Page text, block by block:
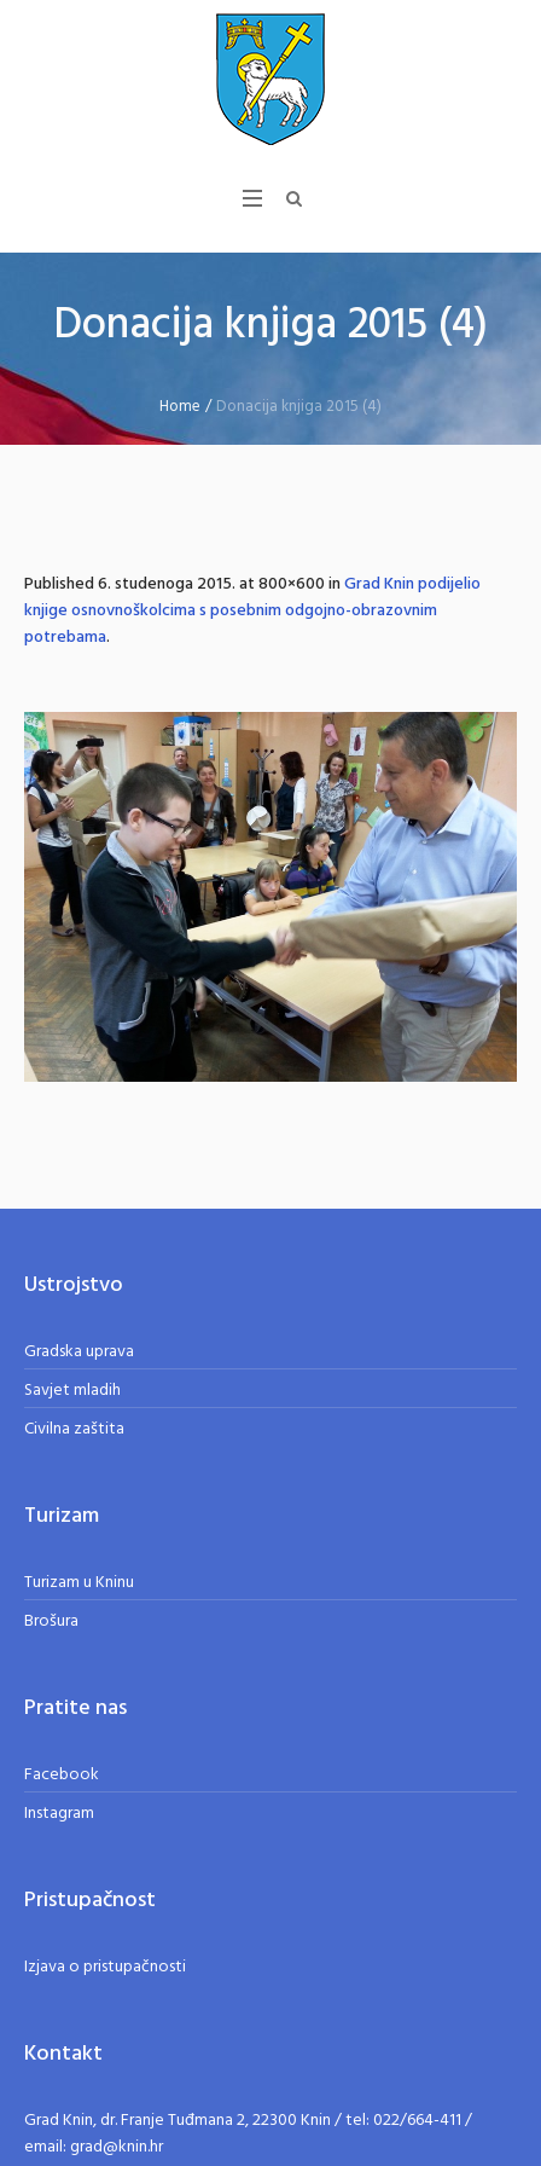
Donacija knjiga 2015 (4)
Home /Donacija knjiga 2015 (4)
Published6. studenoga 2015.at 800×600 inGrad Knin podijelio
knjige osnovnoškolcima s posebnim odgojno-obrazovnim
potrebama.
Ustrojstvo
Gradska uprava
Savjet mladih
Civilna zaštita
Turizam
Turizam u Kninu
Brošura
Pratite nas
Facebook
Instagram
Pristupačnost
Izjava o pristupačnosti
Kontakt
Grad Knin, dr. Franje Tuđmana 2, 22300 Knin / tel: 022/664-411 /
email: grad@knin.hr